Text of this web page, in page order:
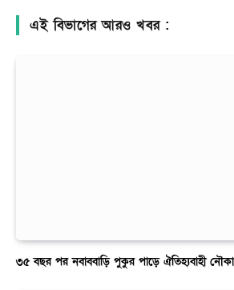
এই বিভাগের আরও খবর :
৩৫ বছর পর নবাববাড়ি পুকুর পাড়ে ঐতিহ্যবাহী